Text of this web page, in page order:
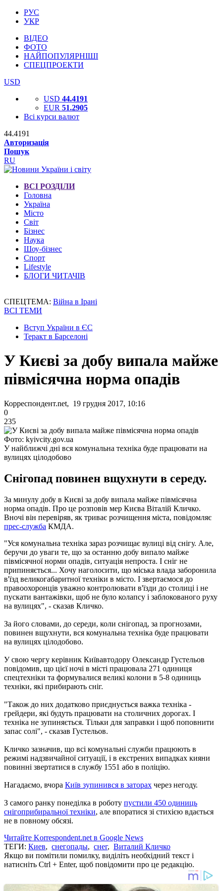
РУС
УКР
ВІДЕО
ФОТО
НАЙПОПУЛЯРНІШІ
СПЕЦПРОЕКТИ
USD
USD 44.4191
EUR 51.2905
Всі курси валют
44.4191
Авторизація
Пошук
RU
ВСІ РОЗДІЛИ
Головна
Україна
Місто
Світ
Бізнес
Наука
Шоу-бізнес
Спорт
Lifestyle
БЛОГИ ЧИТАЧІВ
СПЕЦТЕМА: Війна в Ірані
ВСІ ТЕМИ
Вступ України в ЄС
Теракт в Барселоні
У Києві за добу випала майже
півмісячна норма опадів
Корреспондент.net, 19 грудня 2017, 10:16
0
235
Фото: kyivcity.gov.ua
У найближчі дні вся комунальна техніка буде працювати на
вулицях цілодобово
Снігопад повинен вщухнути в середу.
За минулу добу в Києві за добу випала майже півмісячна
норма опадів. Про це розповів мер Києва Віталій Кличко.
Вночі він перевіряв, як триває розчищення міста, повідомляє
прес-служба КМДА.
"Уся комунальна техніка зараз розчищає вулиці від снігу. Але,
беручи до уваги те, що за останню добу випало майже
півмісячної норми опадів, ситуація непроста. І сніг не
припиняється... Хочу наголосити, що міська влада заборонила
в'їзд великогабаритної техніки в місто. І звертаємося до
правоохоронців уважно контролювати в'їзди до столиці і не
пускати вантажівки, щоб не було колапсу і заблокованого руху
на вулицях", - сказав Кличко.
За його словами, до середи, коли снігопад, за прогнозами,
повинен вщухнути, вся комунальна техніка буде працювати
на вулицях цілодобово.
У свою чергу керівник Київавтодору Олександр Густельов
повідомив, що цієї ночі в місті працювала 271 одиниця
спецтехніки та формувалися великі колони в 5-8 одиниць
техніки, які прибирають сніг.
"Також до них додатково приєднується важка техніка -
грейдери, які будуть працювати на столичних дорогах. І
техніка не зупиняється. Тільки для заправки і щоб поповнити
запас солі", - сказав Густельов.
Кличко зазначив, що всі комунальні служби працюють в
режимі надзвичайної ситуації, і в екстрених випадках кияни
повинні звертатися в службу 1551 або в поліцію.
Нагадаємо, вчора Київ зупинився в заторах через негоду.
З самого ранку понеділка в роботу пустили 450 одиниць
снігоприбиральної техніки, але впоратися зі стихією вдається
не в повному обсязі.
Читайте Korrespondent.net в Google News
ТЕГИ: Киев, снегопады, снег, Виталий Кличко
Якщо ви помітили помилку, виділіть необхідний текст і
натисніть Ctrl + Enter, щоб повідомити про це редакцію.